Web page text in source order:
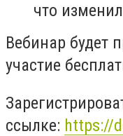
что
Вебинар будет
участие
ссылке: https://